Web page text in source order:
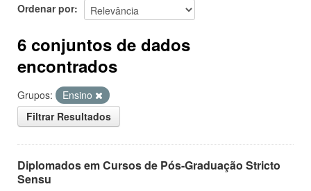
Ordenar por
6 conjuntos de dados
encontrados
Grupos:
Ensino
Filtrar Resultados
Diplomados em Cursos de Pós-Graduação Stricto
Sensu